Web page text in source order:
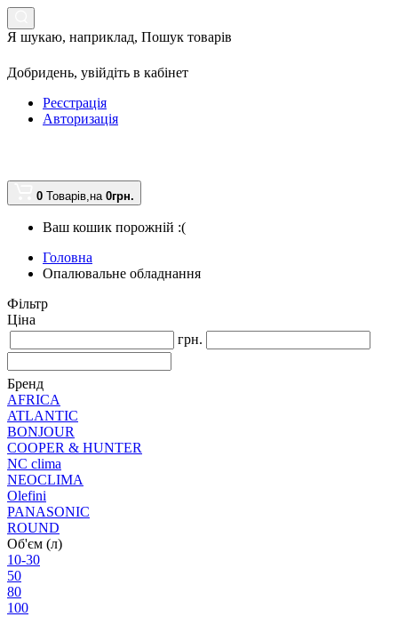
Я шукаю, наприклад, Пошук товарів
Добридень, увійдіть в кабінет
Реєстрація
Авторизація
0 Товарів,на 0грн.
Ваш кошик порожній :(
Головна
Опалювальне обладнання
Фільтр
Ціна
грн.
Бренд
AFRICA
ATLANTIC
BONJOUR
COOPER & HUNTER
NC clima
NEOCLIMA
Olefini
PANASONIC
ROUND
Об'єм (л)
10-30
50
80
100